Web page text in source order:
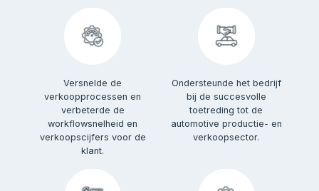
Versnelde de
verkoopprocessen en
verbeterde de
workflowsnelheid en
verkoopscijfers voor de
klant.
Ondersteunde het bedrijf
bij de succesvolle
toetreding tot de
automotive productie- en
verkoopsector.